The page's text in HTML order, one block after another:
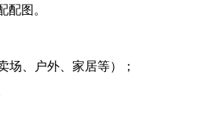
图。
、户外、家居等）；